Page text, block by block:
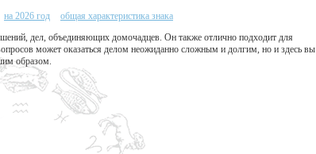
на 2026 год
общая характеристика знака
дел, объединяющих домочадцев. Он также отлично подходит для
может оказаться делом неожиданно сложным и долгим, но и здесь вы
образом.